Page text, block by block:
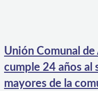
Unión Comunal
cumple 24 años al
mayores de la